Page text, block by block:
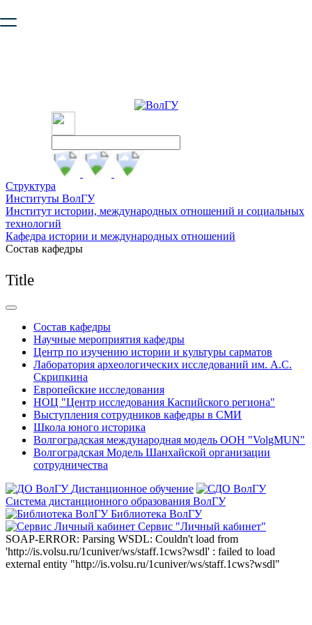
безопасную работу с сайтом. Пожалуйста
Структура
Институты ВолГУ
Институт истории, международных отношений и социальных
технологий
Кафедра истории и международных отношений
Состав кафедры
Title
Состав кафедры
Научные мероприятия кафедры
Центр по изучению истории и культуры сарматов
Лаборатория археологических исследований им. А.С.
Скрипкина
Европейские исследования
НОЦ "Центр исследования Каспийского региона"
Выступления сотрудников кафедры в СМИ
Школа юного историка
Волгоградская международная модель ООН "VolgMUN"
Волгоградская Модель Шанхайской организации
сотрудничества
Дистанционное обучение
Система дистанционного образования ВолГУ
Библиотека ВолГУ
Сервис "Личный кабинет"
SOAP-ERROR: Parsing WSDL: Couldn't load from
'http://is.volsu.ru/1cuniver/ws/staff.1cws?wsdl' : failed to load
external entity "http://is.volsu.ru/1cuniver/ws/staff.1cws?wsdl"